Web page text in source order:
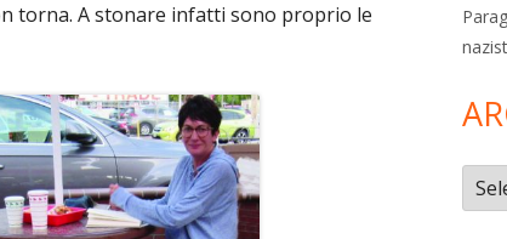
torna. A stonare infatti sono proprio le